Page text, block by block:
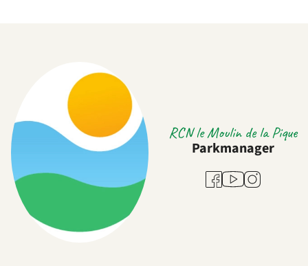
RCN le Moulin de la Pique
Parkmanager
Facebook
YoutubeInstagram